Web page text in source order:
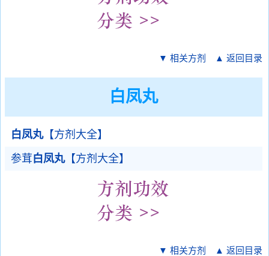
▼ 相关方剂 ▲ 返回目录
白凤丸
白凤丸【方剂大全】
参茸 白凤丸【方剂大全】
▼ 相关方剂 ▲ 返回目录